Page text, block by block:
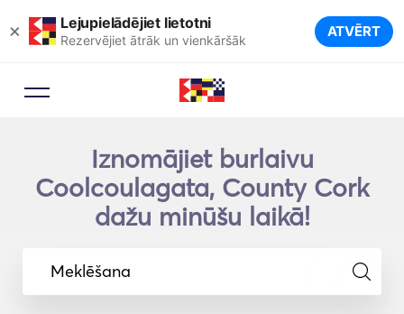
× Lejupielādējiet lietotni
Rezervējiet ātrāk un vienkāršāk ATVĒRT
Iznomājiet burlaivu
Coolcoulagata, County Cork
dažu minūšu laikā!
Meklēšana